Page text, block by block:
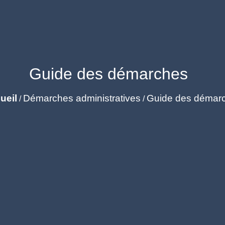
Guide des démarches
/ Démarches administratives / Guide des